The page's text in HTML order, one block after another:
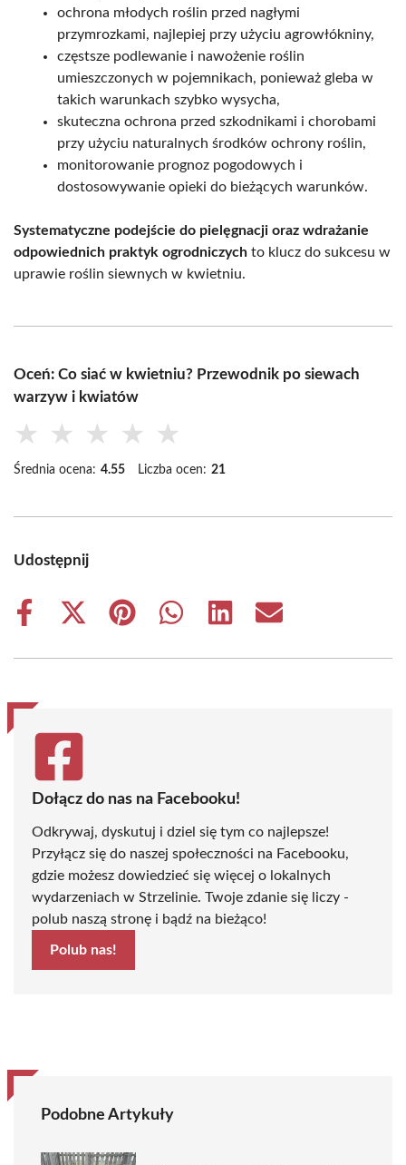
ochrona młodych roślin przed nagłymi
przymrozkami, najlepiej przy użyciu agrowłókniny,
częstsze podlewanie i nawożenie roślin
umieszczonych w pojemnikach, ponieważ gleba w
takich warunkach szybko wysycha,
skuteczna ochrona przed szkodnikami i chorobami
przy użyciu naturalnych środków ochrony roślin,
monitorowanie prognoz pogodowych i
dostosowywanie opieki do bieżących warunków.
Systematyczne podejście do pielęgnacji oraz wdrażanie
odpowiednich praktyk ogrodniczych to klucz do sukcesu w
uprawie roślin siewnych w kwietniu.
Oceń: Co siać w kwietniu? Przewodnik po siewach
warzyw i kwiatów
★ ★ ★ ★ ★
Średnia ocena: 4.55 Liczba ocen: 21
Udostępnij
Share
Share
(Twitter)
Share
Share
Share
Share
Dołącz do nas na Facebooku!
Odkrywaj, dyskutuj i dziel się tym co najlepsze!
Przyłącz się do naszej społeczności na Facebooku,
gdzie możesz dowiedzieć się więcej o lokalnych
wydarzeniach w Strzelinie. Twoje zdanie się liczy -
polub naszą stronę i bądź na bieżąco!
Polub nas!
Podobne Artykuły